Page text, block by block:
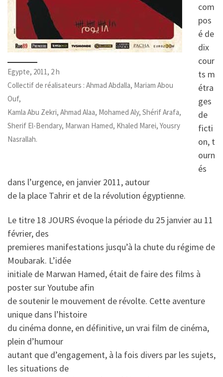
Egypte, 2011, 2 h
Collectif de réalisateurs : Ahmad Abdalla, Mariam Abou
Ouf,
Kamla Abu Zekri, Ahmad Alaa, Mohamed Aly, Shérif Arafa,
Sherif El-Bendary, Marwan Hamed, Khaled Marei, Yousry
Nasrallah.
com
pos
é de
dix
cour
ts m
étra
ges
de
ficti
on, t
ourn
és
dans l’urgence, en janvier 2011, autour
de la place Tahrir et de la révolution égyptienne.
Le titre 18 JOURS évoque la période du 25 janvier au 11
février, des
premieres manifestations jusqu’à la chute du régime de
Moubarak. L’idée
initiale de Marwan Hamed, était de faire des films à
poster sur Youtube afin
de soutenir le mouvement de révolte. Cette aventure
unique dans l’histoire
du cinéma donne, en définitive, un vrai film de cinéma,
plein d’humour
autant que d’engagement, à la fois divers par les sujets,
les situations de